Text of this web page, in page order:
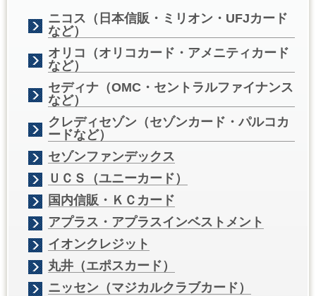
ニコス（日本信販・ミリオン・UFJカード
など）
オリコ（オリコカード・アメニティカード
など）
セディナ（OMC・セントラルファイナンス
など）
クレディセゾン（セゾンカード・パルコカ
ードなど）
セゾンファンデックス
ＵＣＳ（ユニーカード）
国内信販・ＫＣカード
アプラス・アプラスインベストメント
イオンクレジット
丸井（エポスカード）
ニッセン（マジカルクラブカード）